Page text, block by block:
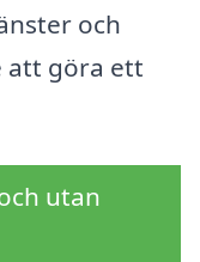
och
att göra ett
utan